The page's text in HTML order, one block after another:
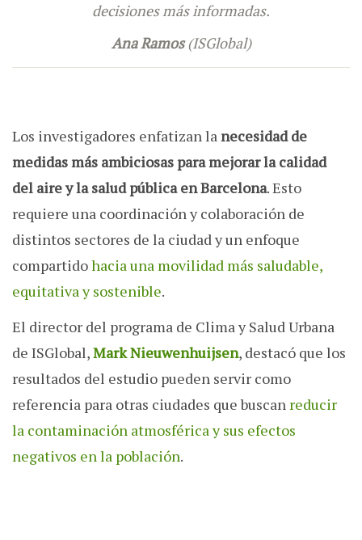
decisiones más informadas.
Ana Ramos(ISGlobal)
Los investigadores enfatizan lanecesidad de
medidas más ambiciosas para mejorar la calidad
del aire y la salud pública en Barcelona. Esto
requiere una coordinación y colaboración de
distintos sectores de la ciudad y un enfoque
compartidohacia una movilidad más saludable,
equitativa y sostenible.
El director del programa de Clima y Salud Urbana
de ISGlobal,Mark Nieuwenhuijsen, destacó que los
resultados del estudio pueden servir como
referencia para otras ciudades que buscan reducir
la contaminación atmosférica y sus efectos
negativos en la población.